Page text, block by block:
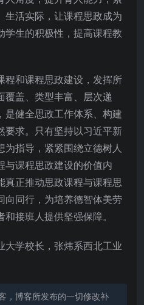
生活实际，让课程思政成为
学生的积极性，提高课程教
程和课程思政建设，发挥所
覆盖、类型丰富、层次递
是健全思政工作体系、构建
要求。只有坚持以习近平新
指导，紧紧围绕立德树人
与课程思政建设的价值内
真正推动思政课程与课程思
向同行，为培养德智体美劳
接班人提供坚强保障。
大学校长，张炜系西北工业
，博客所发布的一切修改补